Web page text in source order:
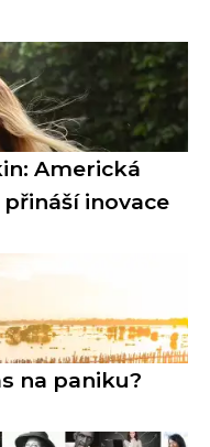
Americká
inovace
na paniku?